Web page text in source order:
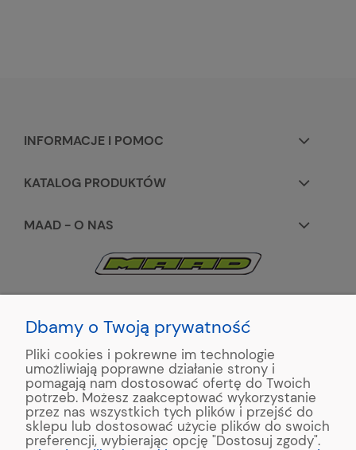
INFORMACJE I POMOC
KATALOG PRODUKTÓW
MAAD - O NAS
+48 663195531
ul. Reymonta 2
89-500 Tuchola
Copyright © 2022 MAAD Zaginarki - Producent Maszyn
Dbamy o Twoją prywatność
Pliki cookies i pokrewne im technologie
umożliwiają poprawne działanie strony i
pomagają nam dostosować ofertę do Twoich
potrzeb. Możesz zaakceptować wykorzystanie
przez nas wszystkich tych plików i przejść do
sklepu lub dostosować użycie plików do swoich
preferencji, wybierając opcję "Dostosuj zgody".